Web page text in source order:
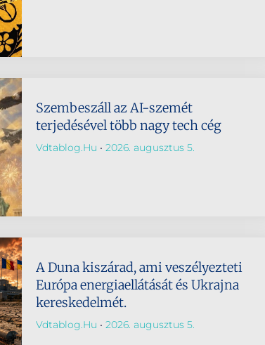
Szembeszáll az AI-szemét
terjedésével több nagy tech cég
Vdtablog.hu 2026. augusztus 5.
A Duna kiszárad, ami veszélyezteti
Európa energiaellátását és Ukrajna
kereskedelmét.
Vdtablog.hu 2026. augusztus 5.